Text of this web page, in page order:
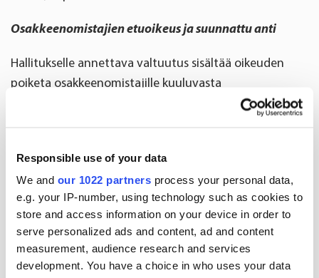
Responsible use of your data
We and our 1022 partners process your personal data,
e.g. your IP-number, using technology such as cookies to
store and access information on your device in order to
serve personalized ads and content, ad and content
measurement, audience research and services
development. You have a choice in who uses your data
Osakkeenomistajien etuoikeus ja suunnattu anti
Hallitukselle annettava valtuutus sisältää oikeuden
poiketa osakkeenomistajille kuuluvasta
rajoituksin käyttää muun muassa Yhtiön
pääomarakenteen kehittämiseen. Valtuutuksen nojalla
voidaan myös myydä Yhtiön hallussa olevia omia
osakkeita Nasdaq Helsinki Oy:n säännellyllä markkinalla
järjestämässä kaupankäynnissä.